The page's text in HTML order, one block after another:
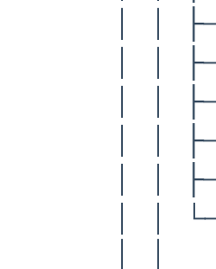
│ │ ├─
│ │ ├─
│ │ ├─
│ │ ├─
│ │ ├─
│ │ └─